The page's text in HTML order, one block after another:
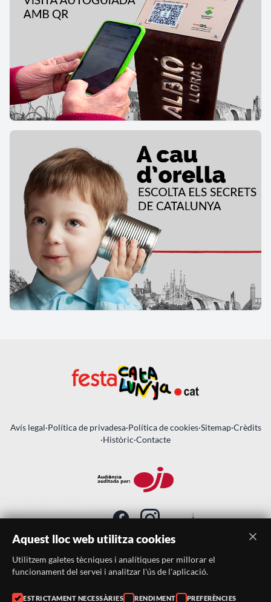
Avís legal·Política de privadesa·Política de cookies·Sitemap·Crèdits
·Històric·Contacte
SUBSCRIU-TE AL BUTLLETÍ
Telèfon: 938046359
Aquest lloc web utilitza cookies
Utilitzem galetes tècniques i analítiques per millorar el
funcionament del servei i analitzar l'ús de l'aplicació.
ESTRICTAMENT NECESSÀRIES RENDIMENT PREFERÈNCIES